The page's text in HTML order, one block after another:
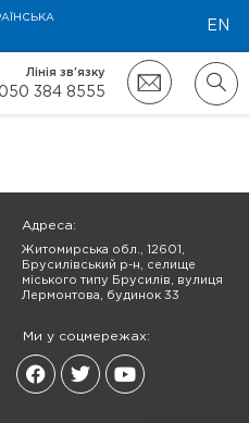
EN
Лінія зв'язку
384 8555
Адреса:
Житомирська обл., 12601,
Брусилівський р-н, селище
міського типу Брусилів, вулиця
Лермонтова, будинок 33
Ми у соцмережах: